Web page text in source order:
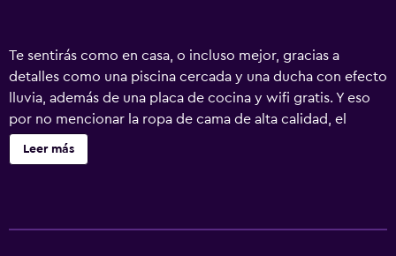
Te sentirás como en casa, o incluso mejor, gracias a
detalles como una piscina cercada y una ducha con efecto
lluvia, además de una placa de cocina y wifi gratis. Y eso
por no mencionar la ropa de cama de alta calidad, el
congelador, las toallas y el hervidor eléctrico.
Leer más